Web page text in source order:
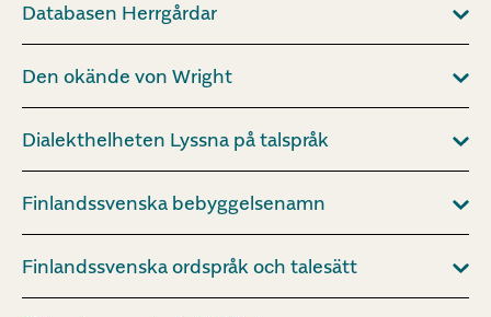
Databasen Herrgårdar
Den okände von Wright
Dialekthelheten Lyssna på talspråk
Finlandssvenska bebyggelsenamn
Finlandssvenska ordspråk och talesätt